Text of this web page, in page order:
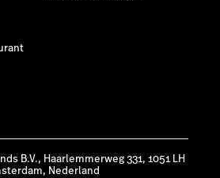
B.V., Haarlemmerweg 331, 1051 LH
Nederland